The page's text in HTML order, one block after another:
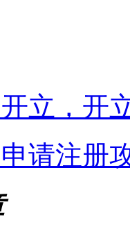
立，开
请注册